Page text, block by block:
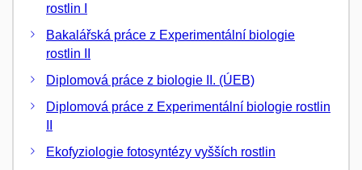
rostlin I
Bakalářská práce z Experimentální biologie
rostlin II
Diplomová práce z biologie II. (ÚEB)
Diplomová práce z Experimentální biologie rostlin
Ekofyziologie fotosyntézy vyšších rostlin